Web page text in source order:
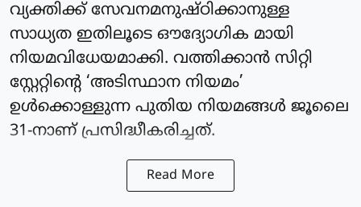
വ്യക്തിക്ക് സേവനമനുഷ്ഠിക്കാനുള്ള
സാധ്യത ഇതിലൂടെ ഔദ്യോഗിക മായി
നിയമവിധേയമാക്കി. വത്തിക്കാന്‍ സിറ്റി
സ്റ്റേറ്റിന്റെ ‘അടിസ്ഥാന നിയമം’
ഉള്‍ക്കൊള്ളുന്ന പുതിയ നിയമങ്ങള്‍ ജൂലൈ
31-നാണ് പ്രസിദ്ധീകരിച്ചത്.
Read More